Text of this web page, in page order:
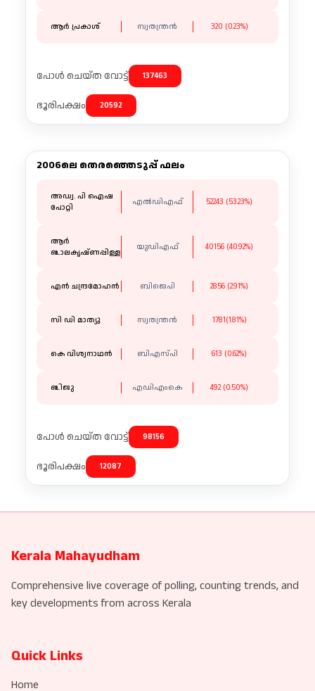
ആർ പ്രകാശ് സ്വതന്ത്രൻ 320 (0.23%)
പോൾ ചെയ്ത വോട്ട് 137463
ഭൂരിപക്ഷം 20592
2006ലെ തെരഞ്ഞെടുപ്പ് ഫലം
അഡ്വ. പി ഐഷ
പോറ്റി
എൽഡിഎഫ് 52243 (53.23%)
ആർ
ബാലകൃഷ്ണപ്പിള്ള
യുഡിഎഫ് 40156 (40.92%)
എൻ ചന്ദ്രമോഹൻ ബിജെപി 2856 (2.91%)
സി ഡി മാത്യു സ്വതന്ത്രൻ 1781(1.81%)
കെ വിശ്വനാഥൻ ബിഎസ്പി 613 (0.62%)
ബിജു എഡിഎംകെ 492 (0.50%)
പോൾ ചെയ്ത വോട്ട് 98156
ഭൂരിപക്ഷം 12087
Kerala Mahayudham
Comprehensive live coverage of polling, counting trends, and
key developments from across Kerala
Quick Links
Home